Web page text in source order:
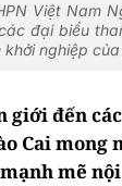
Việt Nam
đại biểu
nghiệp
giới đến
Cai mong
mẽ